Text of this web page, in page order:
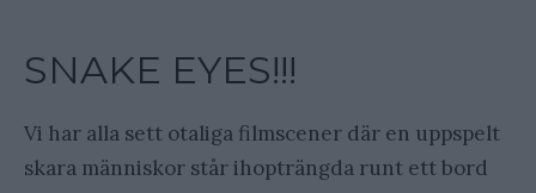
SNAKE EYES!!!
Vi har alla sett otaliga filmscener där en uppspelt
skara människor står ihopträngda runt ett bord